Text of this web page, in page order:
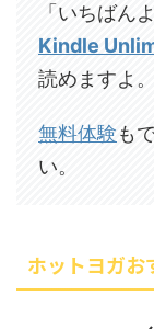
「いちばん
Kindle
読めますよ。
無料体験も
い。
ホットヨガお